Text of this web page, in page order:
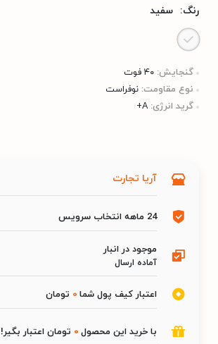
رنگ: سفید
گنجایش: ۴۰ فوت
نوع مقاومت: نوفراست
گرید انرژی: A+
آریا تجارت
24 ماهه انتخاب سرویس
موجود در انبار
آماده ارسال
اعتبار کیف پول شما 0 تومان
با خرید این محصول 0 تومان اعتبار بگیر!